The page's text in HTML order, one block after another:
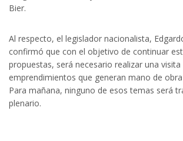
Bier.
Al respecto, el legislador nacionalista,
confirmó que con el objetivo de continuar
propuestas, será necesario realizar una
emprendimientos que generan mano de
Para mañana, ninguno de esos temas será
plenario.